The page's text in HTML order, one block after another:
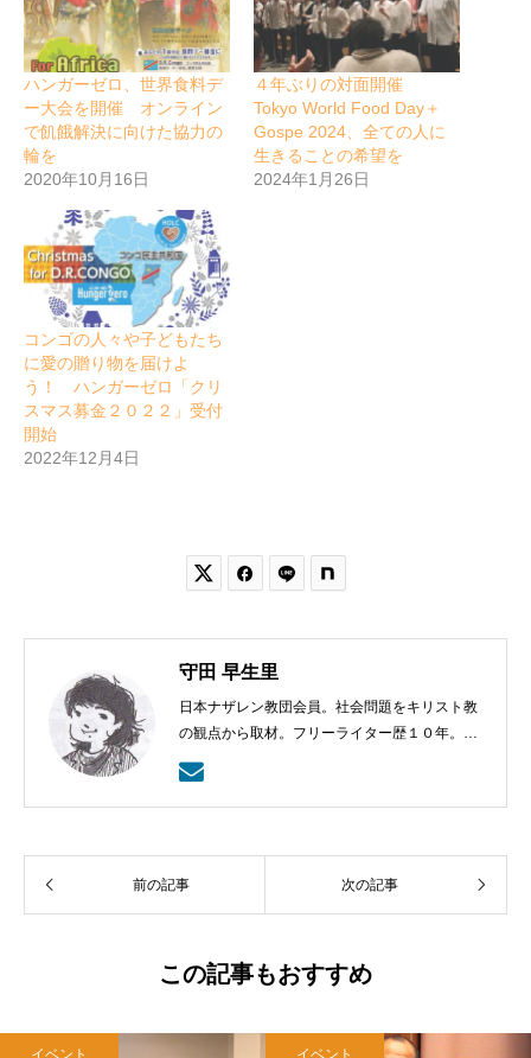
ハンガーゼロ、世界食料デ
ー大会を開催 オンライン
で飢餓解決に向けた協力の
輪を
2020年10月16日
４年ぶりの対面開催
Tokyo World Food Day＋
Gospe 2024、全ての人に
生きることの希望を
2024年1月26日
コンゴの人々や子どもたち
に愛の贈り物を届けよ
う！ ハンガーゼロ「クリ
スマス募金２０２２」受付
開始
2022年12月4日
 
守田 早生里
日本ナザレン教団会員。社会問題をキリスト教
の観点から取材。フリーライター歴１０年。趣
味はライフストーリーを聞くこと、食べるこ
と、読書、ドライブ。
前の記事 次の記事
この記事もおすすめ
イベント イベント